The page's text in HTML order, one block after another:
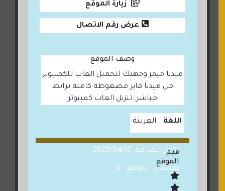
زيارة الموقع
عرض رقم الاتصال
وصف الموقع
ميديا جيمز وجهتك لتحميل العاب للكمبيوتر
من ميديا فاير مضغوطة كاملة برابط
مباشر، تنزيل العاب كمبيوتر
اللغة العربية
تاريخ الاضافة: 2025/04/17
تقييمات الموقع : 0
قيم
الموقع